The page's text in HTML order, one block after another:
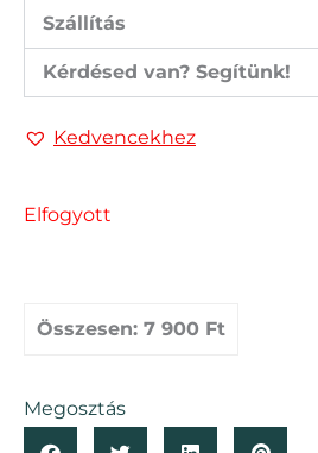
Szállítás
Kérdésed van? Segítünk!
Kedvencekhez
Elfogyott
Összesen: 7 900 Ft
Megosztás